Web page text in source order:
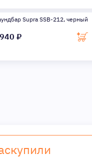
Supra SSB-212, черный
₽